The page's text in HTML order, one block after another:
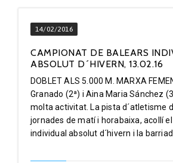
14/02/2016
CAMPIONAT DE BALEARS
ABSOLUT D´HIVERN, 13.02.16
DOBLET ALS 5.000 M. MARXA
Granado (2ª) i Aina Maria Sánchez
molta activitat. La pista d´atletisme
jornades de matí i horabaixa, acollí
individual absolut d´hivern i la